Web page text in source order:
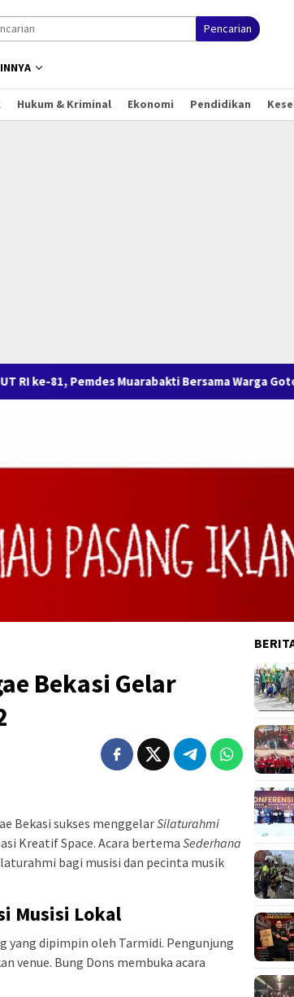
Pencarian
Hukum & Kriminal Ekonomi Pendidikan
Muarabakti Bersama Warga Gotong Royong
Bekasi Gelar
Bekasi sukses menggelarSilaturahmi
Kreatif Space. Acara bertema Sederhana
bagi musisi dan pecinta musik
Musisi Lokal
yang dipimpin oleh Tarmidi. Pengunjung
venue. Bung Dons membuka acara